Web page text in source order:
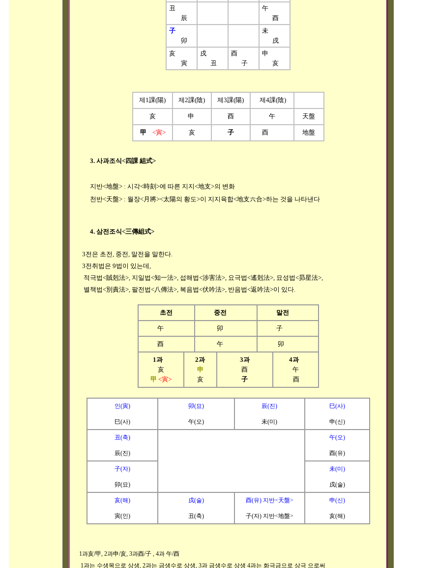
丑
辰
午
酉
子
卯
未
戌
亥
寅
戌
丑
酉
子
申
亥
제1課(陽) 제2課(陰) 제3課(陽) 제4課(陰)
亥 申 酉 午 天盤
甲 <寅> 亥 子 酉 地盤
3. 사과조식<四課 組式>
지반<地盤> : 시각<時刻>에 따른 지지<地支>의 변화
천반<天盤> : 월장<月將><太陽의 황도>이 지지육합<地支六合>하는 것을 나타낸다
4. 삼전조식<三傳組式>
3전은 초전, 중전, 말전을 말한다.
3전취법은 9법이 있는데,
적극법<賊剋法>, 지일법<知一法>, 섭해법<涉害法>, 요극법<遙剋法>, 묘성법<昴星法>,
별책법<別責法>, 팔전법<八傳法>, 복음법<伏吟法>, 반음법<返吟法>이 있다.
초전 중전 말전
午 卯 子
酉 午 卯
1과
亥
甲 <寅>
2과
申
亥
3과
酉
子
4과
午
酉
인(寅)
巳(사)
卯(묘)
午(오)
辰(진)
未(미)
巳(사)
申(신)
丑(축)
辰(진)
午(오)
酉(유)
子(자)
卯(묘)
未(미)
戌(술)
亥(해)
寅(인)
戌(술)
丑(축)
酉(유) 지반<天盤>
子(자) 지반<地盤>
申(신)
亥(해)
1과亥/甲, 2과申/亥 , 3과酉/子 , 4과 午/酉
1과는 수생목으로 상생, 2과는 금생수로 상생, 3과 금생수로 상생 4과는 화극금으로 상극 으로써